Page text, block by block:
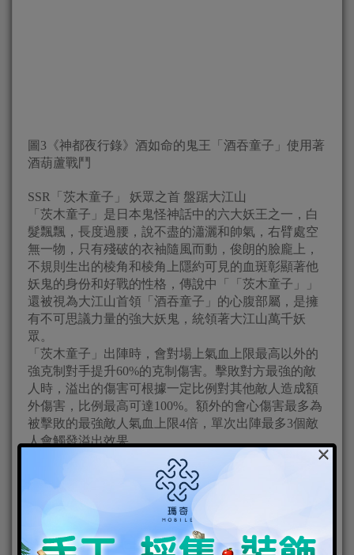
圖3《神都夜行錄》酒如命的鬼王「酒吞童子」使用著
酒葫蘆戰鬥
SSR「茨木童子」 妖眾之首 盤踞大江山
「茨木童子」是日本鬼怪神話中的六大妖王之一，白
髮飄飄，長度過腰，說不盡的瀟灑和帥氣，右臂處空
無一物，只有殘破的衣袖隨風而動，俊朗的臉龐上，
不規則生出的棱角和棱角上隱約可見的血斑彰顯著他
妖鬼的身份和好戰的性格，傳說中「「茨木童子」」
還被視為大江山首領「酒吞童子」的心腹部屬，是擁
有不可思議力量的強大妖鬼，統領著大江山萬千妖
眾。
「茨木童子」出陣時，會對場上氣血上限最高以外的
強克制對手提升60%的克制傷害。擊敗對方最強的敵
人時，溢出的傷害可根據一定比例對其他敵人造成額
外傷害，比例最高可達100%。額外的會心傷害最多為
被擊敗的最強敵人氣血上限4倍，單次出陣最多3個敵
人會觸發溢出效果。
×